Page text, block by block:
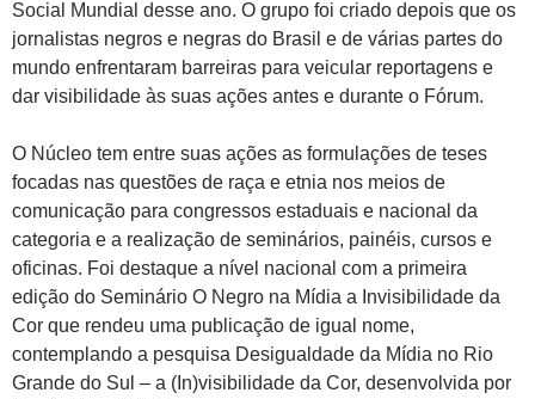
Social Mundial desse ano. O grupo foi criado depois que os
jornalistas negros e negras do Brasil e de várias partes do
mundo enfrentaram barreiras para veicular reportagens e
dar visibilidade às suas ações antes e durante o Fórum.
O Núcleo tem entre suas ações as formulações de teses
focadas nas questões de raça e etnia nos meios de
comunicação para congressos estaduais e nacional da
categoria e a realização de seminários, painéis, cursos e
oficinas. Foi destaque a nível nacional com a primeira
edição do Seminário O Negro na Mídia a Invisibilidade da
Cor que rendeu uma publicação de igual nome,
contemplando a pesquisa Desigualdade da Mídia no Rio
Grande do Sul – a (In)visibilidade da Cor, desenvolvida por